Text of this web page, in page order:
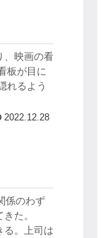
映画の看
板が目に
れるよう
2022.12.28
係のわず
きた。
る。上司は